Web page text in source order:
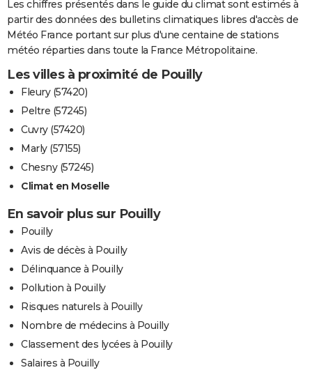
Les chiffres présentés dans le guide du climat sont estimés à
partir des données des bulletins climatiques libres d'accès de
Météo France portant sur plus d'une centaine de stations
météo réparties dans toute la France Métropolitaine.
Les villes à proximité de Pouilly
Fleury (57420)
Peltre (57245)
Cuvry (57420)
Marly (57155)
Chesny (57245)
Climat en Moselle
En savoir plus sur Pouilly
Pouilly
Avis de décès à Pouilly
Délinquance à Pouilly
Pollution à Pouilly
Risques naturels à Pouilly
Nombre de médecins à Pouilly
Classement des lycées à Pouilly
Salaires à Pouilly